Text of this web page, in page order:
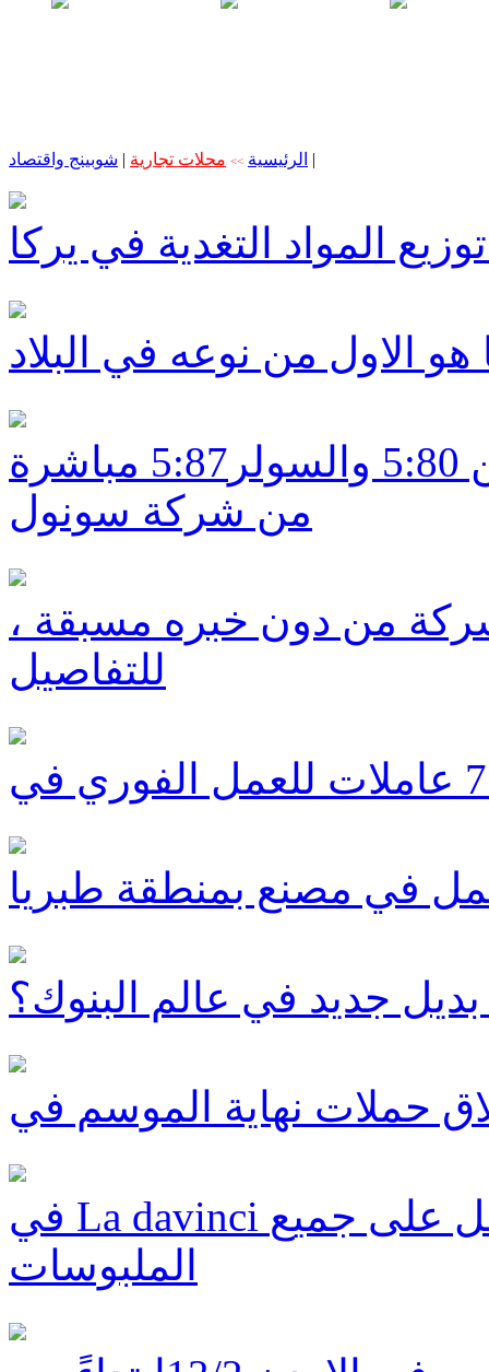
الرئيسية >> محلات تجارية | شوبينج واقتصاد |
المواد التغدية في يركا
ديلك هتسفون ابوسنان: البنزين 5:80 والسولر5:87 مباشرة
من شركة سونول
من دون خبره مسبقة ،
للتفاصيل
في مصنع بمنطقة طبريا
جديد في عالم البنوك؟
في La davinci فرصة أخيرة حتى 99 شاقل على جميع
الملبوسات